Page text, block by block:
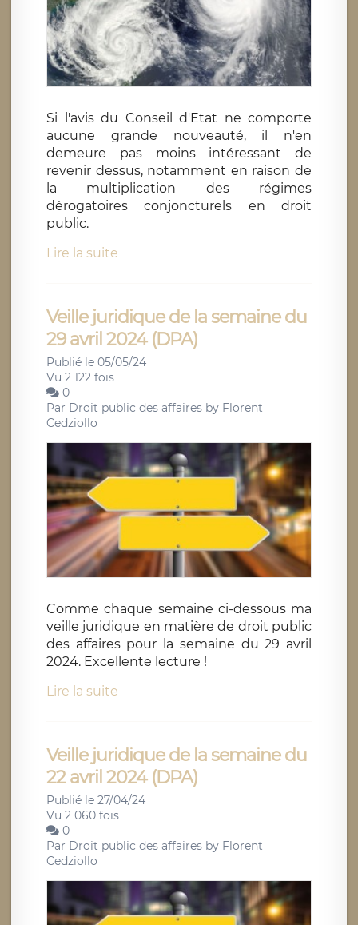
Si l'avis du Conseil d'Etat ne comporte
aucune grande nouveauté, il n'en
demeure pas moins intéressant de
revenir dessus, notamment en raison de
la multiplication des régimes
dérogatoires conjoncturels en droit
public.
Lire la suite
Veille juridique de la semaine du
29 avril 2024 (DPA)
Publié le 05/05/24
Vu 2 122 fois
0
Par Droit public des affaires by Florent
Cedziollo
Comme chaque semaine ci-dessous ma
veille juridique en matière de droit public
des affaires pour la semaine du 29 avril
2024. Excellente lecture !
Lire la suite
Veille juridique de la semaine du
22 avril 2024 (DPA)
Publié le 27/04/24
Vu 2 060 fois
0
Par Droit public des affaires by Florent
Cedziollo